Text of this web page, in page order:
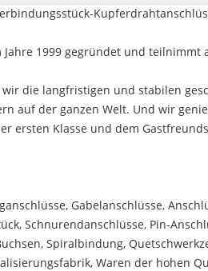
Jahre 1999 gegründet und
die langfristigen und stabilen
auf der ganzen Welt. Und wir
ersten Klasse und dem
Gabelanschlüsse,
Schnurendanschlüsse, Pin-
Spiralbindung,
Waren der hohen